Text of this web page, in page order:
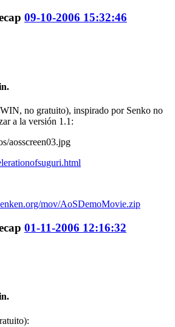
09-10-2006 15:32:46
no gratuito), inspirado por Senko no
a la versión 1.1:
mov/AoSDemoMovie.zip
01-11-2006 12:16:32